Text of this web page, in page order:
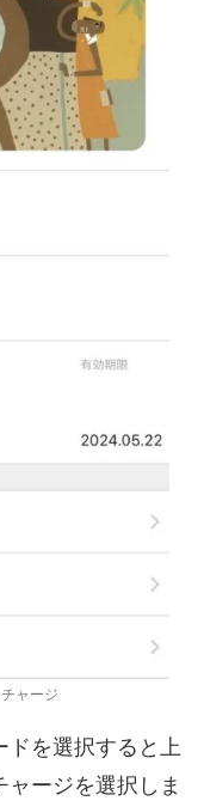
ャージ
ドを選択すると上
ージを選択しま